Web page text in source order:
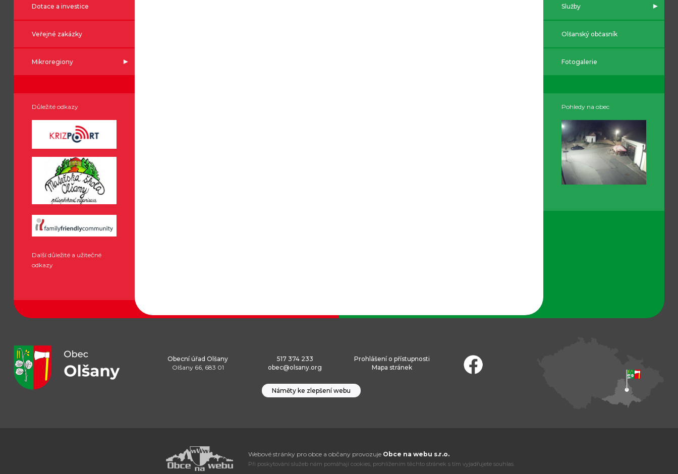
Dotace a investice
Veřejné zakázky
Mikroregiony
Důležité odkazy
Další důležité a užitečné
odkazy
Služby
Olšanský občasník
Fotogalerie
Pohledy na obec
Obecní úřad Olšany
Olšany 66, 683 01
517 374 233
obec@olsany.org
Prohlášení o přístupnosti
Mapa stránek
Náměty ke zlepšení webu
Webové stránky pro obce a občany provozuje Obce na webu s.r.o.
Při poskytování služeb nám pomáhají cookies, prohlížením těchto stránek s tím vyjadřujete souhlas.